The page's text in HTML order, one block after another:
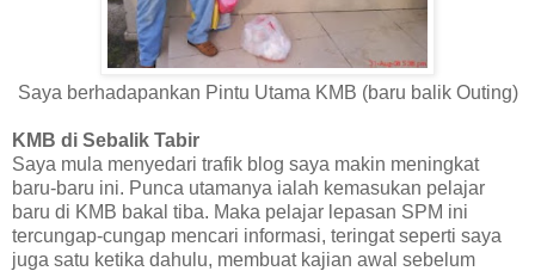
Saya berhadapankan Pintu Utama KMB (baru balik Outing)
KMB di Sebalik Tabir
Saya mula menyedari trafik blog saya makin meningkat
baru-baru ini. Punca utamanya ialah kemasukan pelajar
baru di KMB bakal tiba. Maka pelajar lepasan SPM ini
tercungap-cungap mencari informasi, teringat seperti saya
juga satu ketika dahulu, membuat kajian awal sebelum